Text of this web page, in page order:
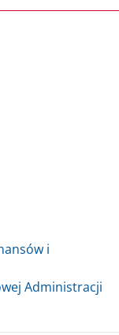
i
Administracji